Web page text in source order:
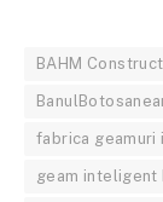
BAHM
fabrica
geam inteligent